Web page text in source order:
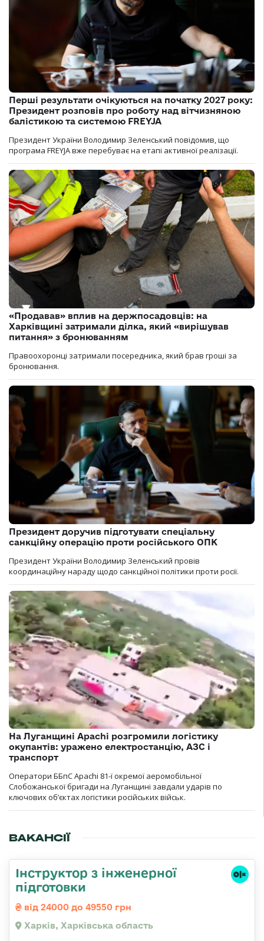
Перші результати очікуються на початку 2027 року:
Президент розповів про роботу над вітчизняною
балістикою та системою FREYJA
Президент України Володимир Зеленський повідомив, що
програма FREYJA вже перебуває на етапі активної реалізації.
«Продавав» вплив на держпосадовців: на
Харківщині затримали ділка, який «вирішував
питання» з бронюванням
Правоохоронці затримали посередника, який брав гроші за
бронювання.
Президент доручив підготувати спеціальну
санкційну операцію проти російського ОПК
Президент України Володимир Зеленський провів
координаційну нараду щодо санкційної політики проти росії.
На Луганщині Apachi розгромили логістику
окупантів: уражено електростанцію, АЗС і
транспорт
Оператори ББпС Apachi 81-ї окремої аеромобільної
Слобожанської бригади на Луганщині завдали ударів по
ключових об’єктах логістики російських військ.
ВАКАНСІЇ
Інструктор з інженерної
підготовки
від 24000 до 49550 грн
Харків, Харківська область